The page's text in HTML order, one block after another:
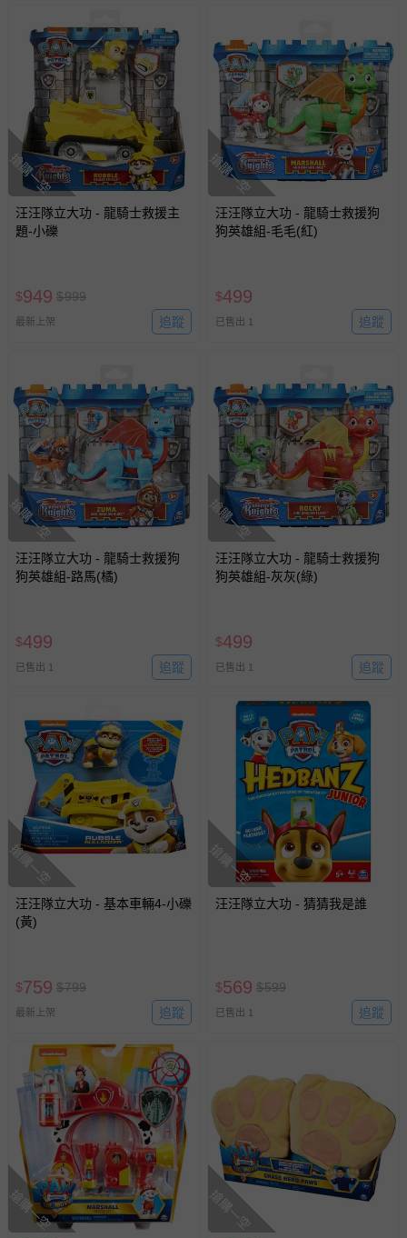
搶購一空
汪汪隊立大功 - 龍騎士救援主
題-小礫
$949 $999
最新上架 追蹤
搶購一空
汪汪隊立大功 - 龍騎士救援狗
狗英雄組-毛毛(紅)
$499
已售出 1 追蹤
搶購一空
汪汪隊立大功 - 龍騎士救援狗
狗英雄組-路馬(橘)
$499
已售出 1 追蹤
搶購一空
汪汪隊立大功 - 龍騎士救援狗
狗英雄組-灰灰(綠)
$499
已售出 1 追蹤
搶購一空
汪汪隊立大功 - 基本車輛4-小礫
(黃)
$759 $799
最新上架 追蹤
搶購一空
汪汪隊立大功 - 猜猜我是誰
$569 $599
已售出 1 追蹤
搶購一空 搶購一空